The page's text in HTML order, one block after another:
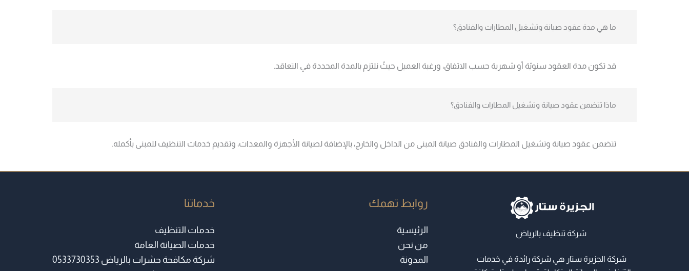
ما هي مدة عقود صيانة وتشغيل المطارات والفنادق؟
قد تكون مدة العقود سنويّة أو شهرية حسب الاتفاق، ورغبة العميل حيثُ نلتزم بالمدة المحددة في التعاقد.
ماذا تتضمن عقود صيانة وتشغيل المطارات والفنادق؟
تتضمن عقود صيانة وتشغيل المطارات والفنادق صيانة المبنى من الداخل والخارج، بالإضافة لصيانة الأجهزة والمعدات، وتقديم خدمات التنظيف للمبنى بأكمله.
شركة تنظيف بالرياض
شركة الجزيرة ستار هي شركة رائدة في خدمات
روابط تهمك
الرئيسية
من نحن
المدونة
خدماتنا
خدمات التنظيف
خدمات الصيانة العامة
شركة مكافحة حشرات بالرياض 0533730353